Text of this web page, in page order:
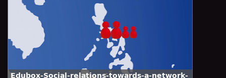
Edubox-Social-relations-towards-a-network-